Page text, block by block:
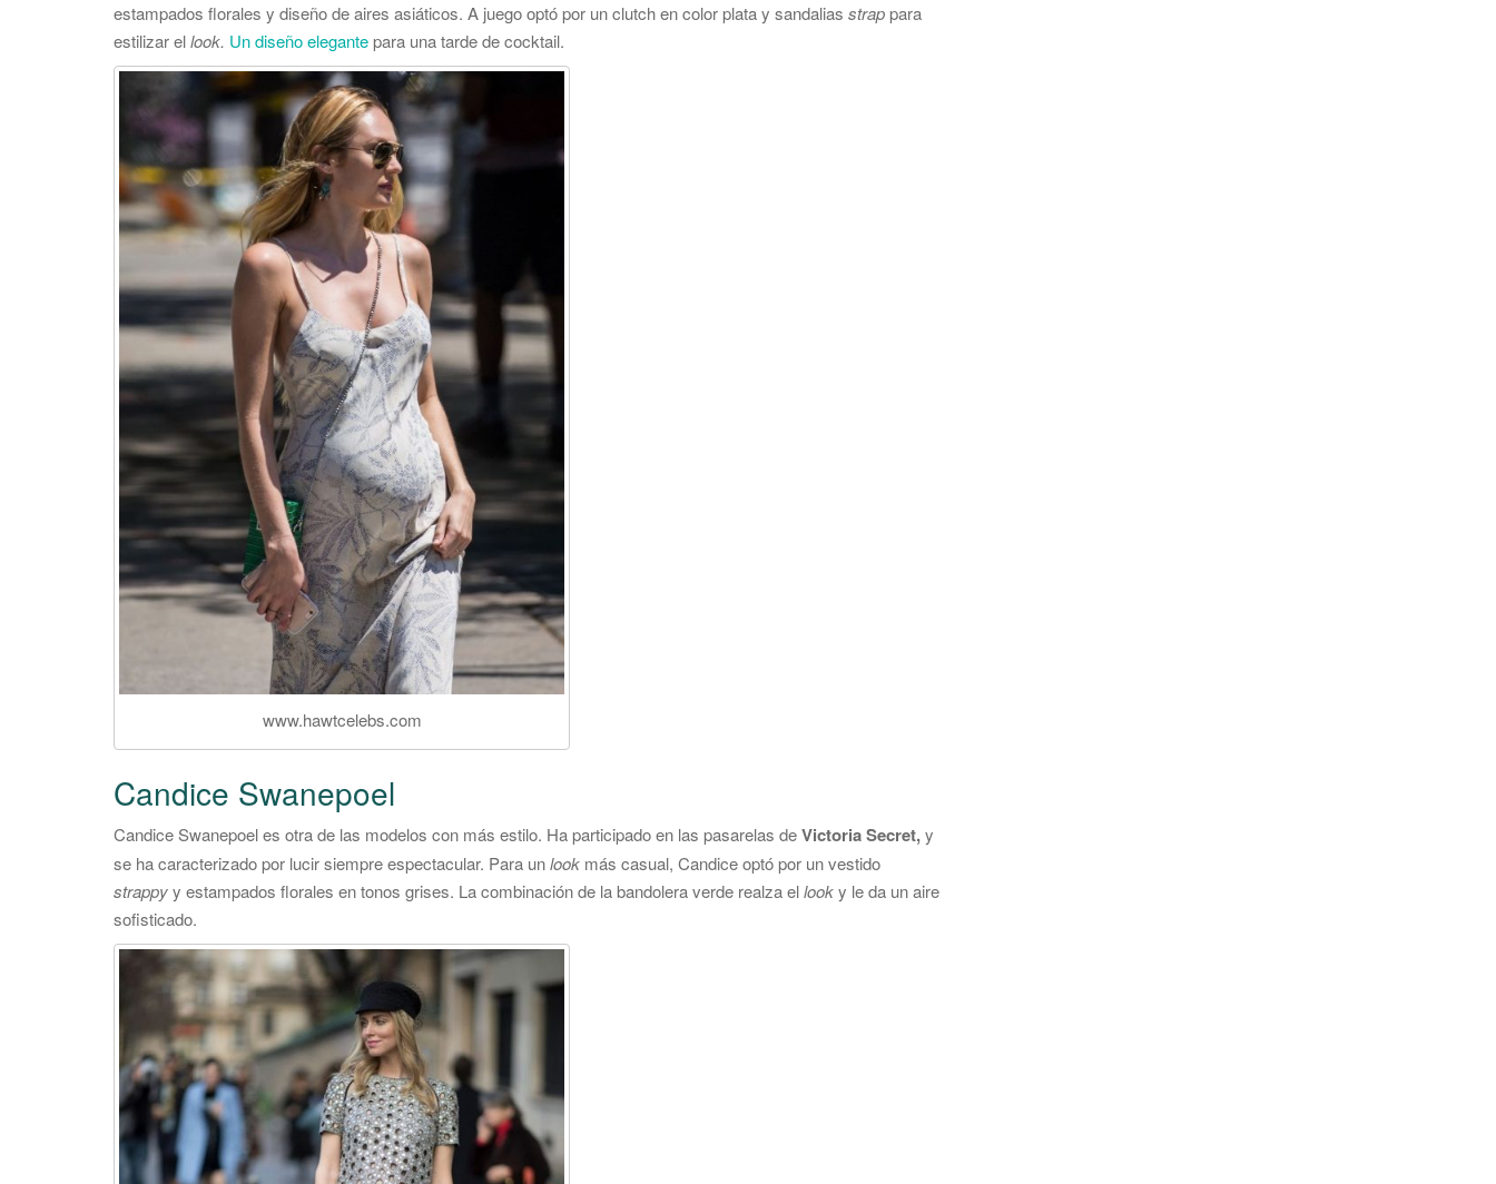
estampados florales y diseño de aires asiáticos. A juego optó por un clutch en color plata y sandalias strappara
estilizar ellook. Un diseño elegantepara una tarde de cocktail.
www.hawtcelebs.com
Candice Swanepoel
Candice Swanepoel es otra de las modelos con más estilo. Ha participado en las pasarelas deVictoria Secret,y
se ha caracterizado por lucir siempre espectacular. Para unlook más casual, Candice optó por un vestido
strappyy estampados florales en tonos grises. La combinación de la bandolera verde realza ellooky le da un aire
sofisticado.